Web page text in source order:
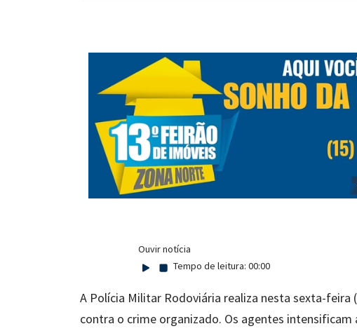
Ouvir notícia
Tempo de leitura: 00:00
A Polícia Militar Rodoviária realiza nesta sexta-
contra o crime organizado. Os agentes